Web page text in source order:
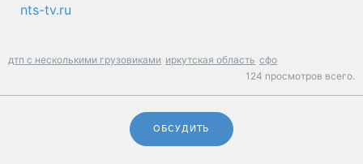
nts-tv.ru
дтп с несколькими грузовиками иркутская область сфо
124 просмотров всего.
ОБСУДИТЬ